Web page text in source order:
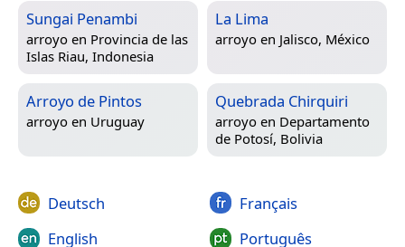
Sungai Penambi
arroyo en Provincia de las
Islas Riau, Indonesia
La Lima
arroyo en Jalisco, México
Arroyo de Pintos
arroyo en Uruguay
Quebrada Chirquiri
arroyo en Departamento
de Potosí, Bolivia
Deutsch
English
Français
Português